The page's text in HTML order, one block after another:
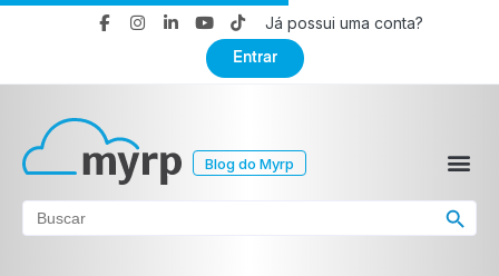
Já possui uma conta?
Entrar
Blog do Myrp
Search
for:
Search Button